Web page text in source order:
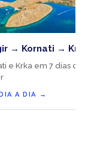
→ Kornati →
e Krka em 7 dias de
A DIA →